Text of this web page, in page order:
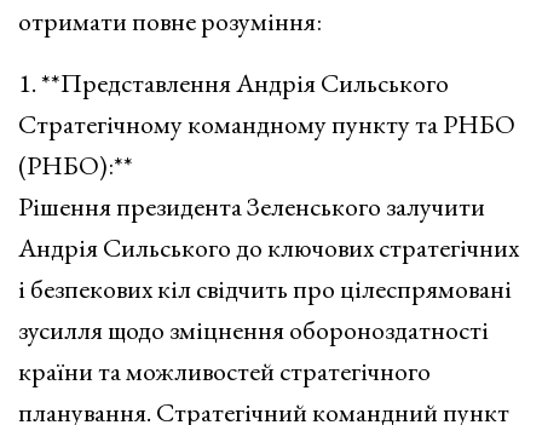
отримати повне розуміння:
1. **Представлення Андрія Сильського
Стратегічному командному пункту та РНБО
(РНБО):**
Рішення президента Зеленського залучити
Андрія Сильського до ключових стратегічних
і безпекових кіл свідчить про цілеспрямовані
зусилля щодо зміцнення обороноздатності
країни та можливостей стратегічного
планування. Стратегічний командний пункт